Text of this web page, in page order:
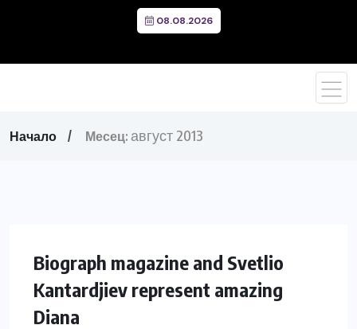
08.08.2026
Начало Месец: август 2013
Biograph magazine and Svetlio
Kantardjiev represent amazing
Diana